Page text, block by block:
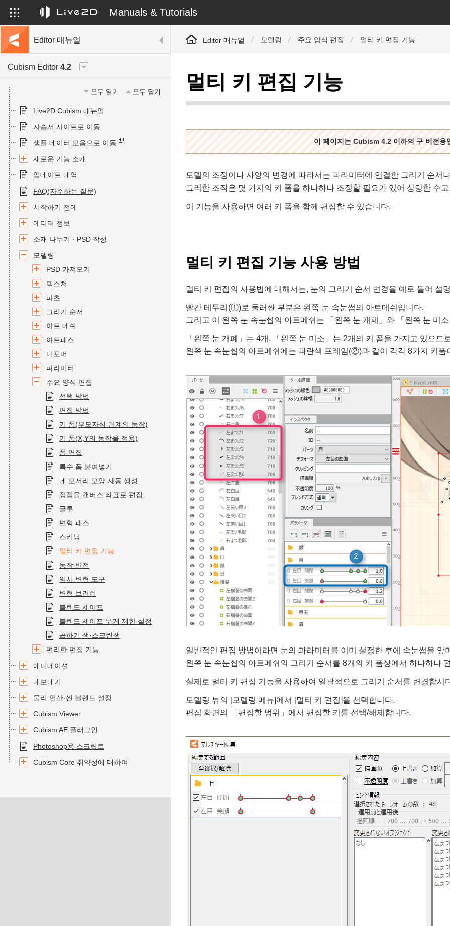
Manuals & Tutorials
Editor 매뉴얼
Cubism Editor 4.2
모두 열기 모두 닫기
Live2D Cubism 매뉴얼
자습서 사이트로 이동
샘플 데이터 모음으로 이동
새로운 기능 소개
업데이트 내역
FAQ(자주하는 질문)
시작하기 전에
에디터 정보
소재 나누기 · PSD 작성
모델링
PSD 가져오기
텍스쳐
파츠
그리기 순서
아트 메쉬
아트패스
디포머
파라미터
주요 양식 편집
선택 방법
편집 방법
키 폼(부모자식 관계의 동작)
키 폼(X,Y의 동작을 적용)
폼 편집
특수 폼 붙여넣기
네 모서리 모양 자동 생성
정점을 캔버스 좌표로 편집
글루
변형 패스
스키닝
멀티 키 편집 기능
동작 반전
임시 변형 도구
변형 브러쉬
블렌드 셰이프
블렌드 셰이프 무게 제한 설정
곱하기 색·스크린색
편리한 편집 기능
애니메이션
내보내기
물리 연산·씬 블렌드 설정
Cubism Viewer
Cubism AE 플러그인
Photoshop용 스크립트
Cubism Core 취약성에 대하여
Editor 매뉴얼 모델링 주요 양식 편집 멀티 키 편집 기능
멀티 키 편집 기능
이 페이지는 Cubism 4.2 이하의 구 버전용
모델의 조정이나 사양의 변경에 따라서는 파라미터에 연결한 그리기 순서
그러한 조작은 몇 가지의 키 폼을 하나하나 조정할 필요가 있어 상당한 수
이 기능을 사용하면 여러 키 폼을 함께 편집할 수 있습니다.
멀티 키 편집 기능 사용 방법
멀티 키 편집의 사용법에 대해서는, 눈의 그리기 순서 변경을 예로 들어 설
빨간 테두리(①)로 둘러싼 부분은 왼쪽 눈 속눈썹의 아트메쉬입니다.
그리고 이 왼쪽 눈 속눈썹의 아트메쉬는 「왼쪽 눈 개폐」와 「왼쪽 눈 미
「왼쪽 눈 개폐」는 4개, 「왼쪽 눈 미소」는 2개의 키 폼을 가지고 있으므
왼쪽 눈 속눈썹의 아트메쉬에는 파란색 프레임(②)과 같이 각각 8가지 키폼
일반적인 편집 방법이라면 눈의 파라미터를 이미 설정한 후에 속눈썹을 앞
왼쪽 눈 속눈썹의 아트메쉬의 그리기 순서를 8개의 키 폼상에서 하나하나
실제로 멀티 키 편집 기능을 사용하여 일괄적으로 그리기 순서를 변경합시
모델링 뷰의 [모델링 메뉴]에서 [멀티 키 편집]을 선택합니다.
편집 화면의 「편집할 범위」에서 편집할 키를 선택/해제합니다.